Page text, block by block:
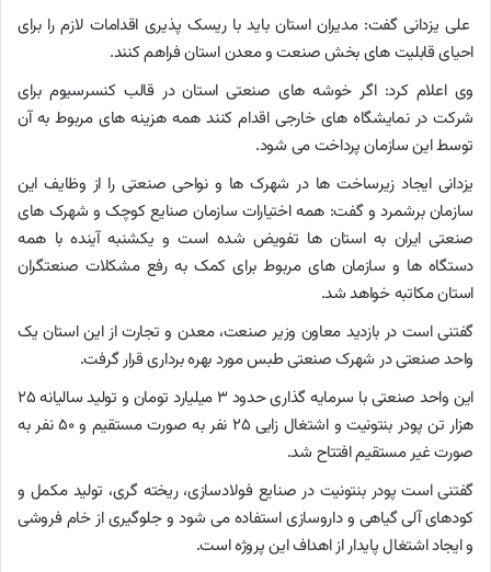
علی یزدانی گفت: مدیران استان باید با ریسک پذیری اقدامات لازم را برای
احیای قابلیت های بخش صنعت و معدن استان فراهم کنند.
وی اعلام کرد: اگر خوشه های صنعتی استان در قالب کنسرسیوم برای
شرکت در نمایشگاه های خارجی اقدام کنند همه هزینه های مربوط به آن
توسط این سازمان پرداخت می شود.
یزدانی ایجاد زیرساخت ها در شهرک ها و نواحی صنعتی را از وظایف این
سازمان برشمرد و گفت: همه اختیارات سازمان صنایع کوچک و شهرک های
صنعتی ایران به استان ها تفویض شده است و یکشنبه آینده با همه
دستگاه ها و سازمان های مربوط برای کمک به رفع مشکلات صنعتگران
استان مکاتبه خواهد شد.
گفتنی است در بازدید معاون وزیر صنعت، معدن و تجارت از این استان یک
واحد صنعتی در شهرک صنعتی طبس مورد بهره برداری قرار گرفت.
این واحد صنعتی با سرمایه گذاری حدود ۳ میلیارد تومان و تولید سالیانه ۲۵
هزار تن پودر بنتونیت و اشتغال زایی ۲۵ نفر به صورت مستقیم و ۵۰ نفر به
صورت غیر مستقیم افتتاح شد.
گفتنی است پودر بنتونیت در صنایع فولادسازی، ریخته گری، تولید مکمل و
کودهای آلی گیاهی و داروسازی استفاده می شود و جلوگیری از خام فروشی
و ایجاد اشتغال پایدار از اهداف این پروژه است.